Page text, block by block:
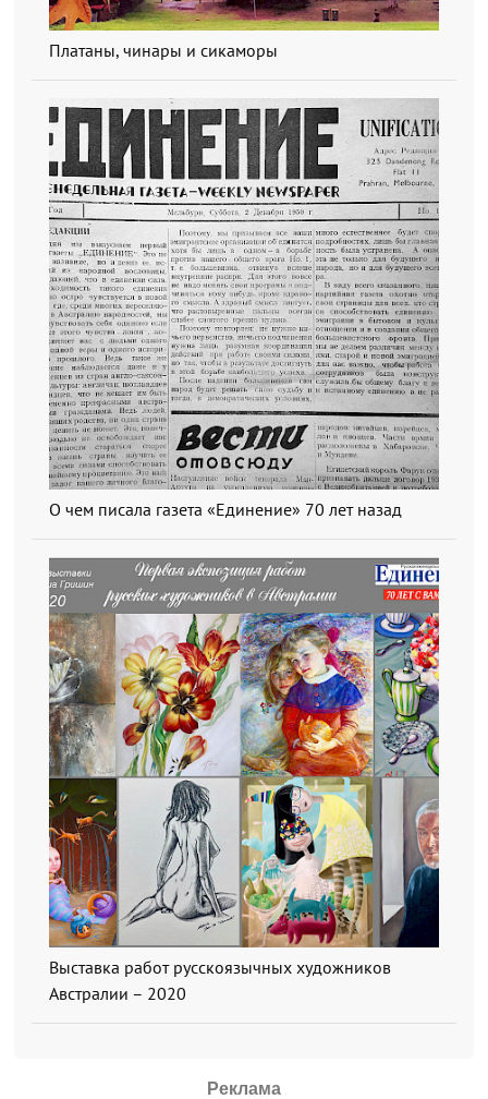
Платаны, чинары и сикаморы
О чем писала газета «Единение» 70 лет назад
Выставка работ русскоязычных художников
Австралии – 2020
Реклама